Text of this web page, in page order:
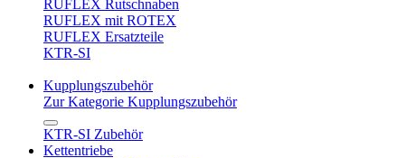
RUFLEX Rutschnaben
RUFLEX mit ROTEX
RUFLEX Ersatzteile
KTR-SI
Kupplungszubehör
Zur Kategorie Kupplungszubehör
KTR-SI Zubehör
Kettentriebe